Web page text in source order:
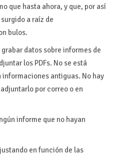
que hasta ahora, y que, por así
a raíz de
bulos.
datos sobre informes de
los PDFs. No se está
informaciones antiguas. No hay
por correo o en
informe que no hayan
en función de las